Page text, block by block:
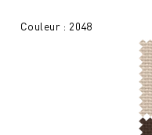
Couleur : 2048